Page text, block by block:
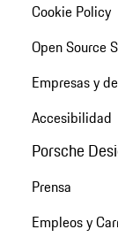
Cookie Policy
Open Source
Empresas y
Accesibilidad
Porsche
Prensa
Empleos y